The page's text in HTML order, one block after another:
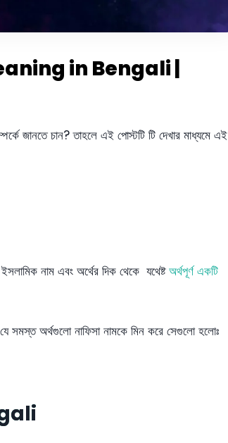
in Bengali |
চান? তাহলে এই পোস্টটি টি দেখার মাধ্যমে এই
নাম এবং অর্থের দিক থেকে যথেষ্টঅর্থপূর্ণ একটি
সমস্ত অর্থগুলো নাফিসা নামকে মিন করে সেগুলো হলোঃ